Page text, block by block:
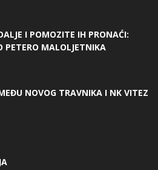
I POMOZITE IH PRONAĆI:
PETERO MALOLJETNIKA
NOVOG TRAVNIKA I NK VITEZ